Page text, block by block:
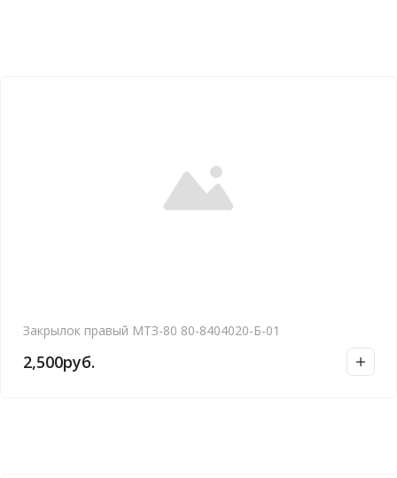
Закрылок правый МТЗ-80 80-8404020-Б-01
2,500руб.